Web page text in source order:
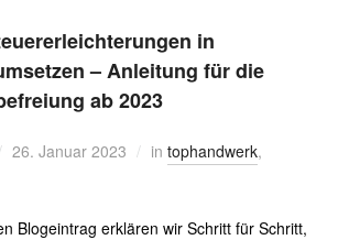
in
– Anleitung für die
ab 2023
26. Januar 2023 in tophandwerk,
Blogeintrag erklären wir Schritt für Schritt,